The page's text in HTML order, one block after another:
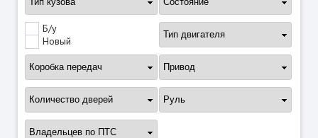
Б/у
Новый